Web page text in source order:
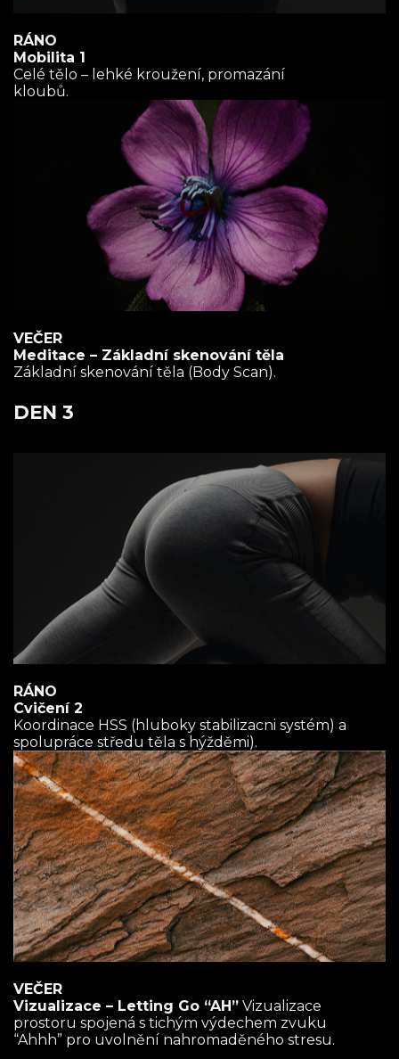
RÁNO
Mobilita 1
Celé tělo – lehké kroužení, promazání
kloubů.
VEČER
Meditace – Základní skenování těla
Základní skenování těla (Body Scan).
DEN 3
RÁNO
Cvičení 2
Koordinace HSS (hluboky stabilizacni systém) a
spolupráce středu těla s hýžděmi).
VEČER
Vizualizace – Letting Go “AH” Vizualizace
prostoru spojená s tichým výdechem zvuku
“Ahhh” pro uvolnění nahromaděného stresu.